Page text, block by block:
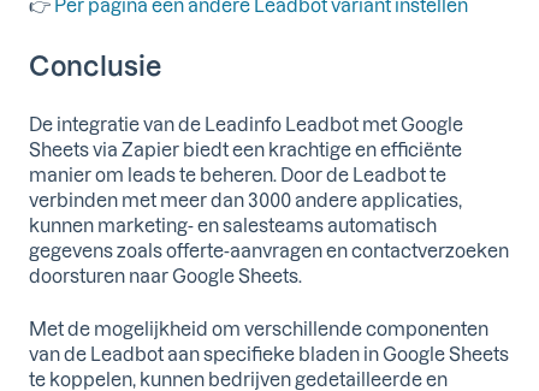
👉 Per pagina een andere Leadbot variant instellen
Conclusie
De integratie van de Leadinfo Leadbot met Google
Sheets via Zapier biedt een krachtige en efficiënte
manier om leads te beheren. Door de Leadbot te
verbinden met meer dan 3000 andere applicaties,
kunnen marketing- en salesteams automatisch
gegevens zoals offerte-aanvragen en contactverzoeken
doorsturen naar Google Sheets.
Met de mogelijkheid om verschillende componenten
van de Leadbot aan specifieke bladen in Google Sheets
te koppelen, kunnen bedrijven gedetailleerde en